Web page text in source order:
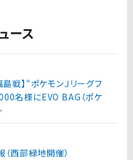
ース
戦】“ポケモンＪリーグフ
名様にEVO BAG（ポケ
西部緑地開催）